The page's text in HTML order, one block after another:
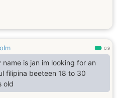
0.9
name is jan im looking for an
filipina beeteen 18 to 30
old